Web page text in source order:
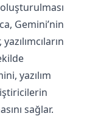
Gemini’nin
yazılım
sağlar.